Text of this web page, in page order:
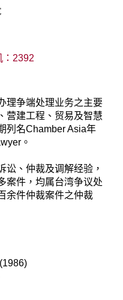
2392
理争端处理业务之主要
营建工程、贸易及智慧
列名Chamber Asia年
。
讼、仲裁及调解经验，
案件，均属台湾争议处
余件仲裁案件之仲裁